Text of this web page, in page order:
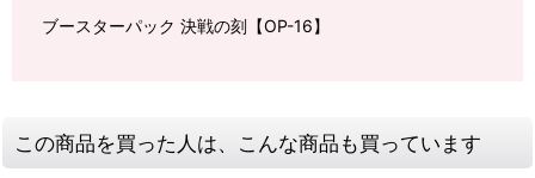
ブースターパック 決戦の刻【OP-16】
この商品を買った人は、こんな商品も買っています